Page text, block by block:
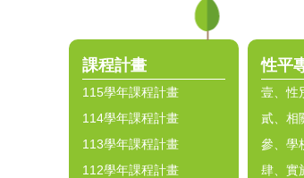
課程計畫
115學年課程計畫
114學年課程計畫
113學年課程計畫
112學年課程計畫
性平
壹、性
貳、相
參、學
肆、實